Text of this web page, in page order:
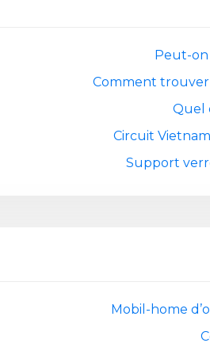
Peut-on
Comment trouver
Quel
Circuit
Support
Mobil-home